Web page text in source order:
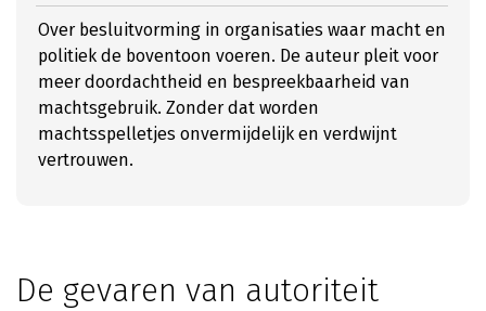
Over besluitvorming in organisaties waar macht en
politiek de boventoon voeren. De auteur pleit voor
meer doordachtheid en bespreekbaarheid van
machtsgebruik. Zonder dat worden
machtsspelletjes onvermijdelijk en verdwijnt
vertrouwen.
De gevaren van autoriteit